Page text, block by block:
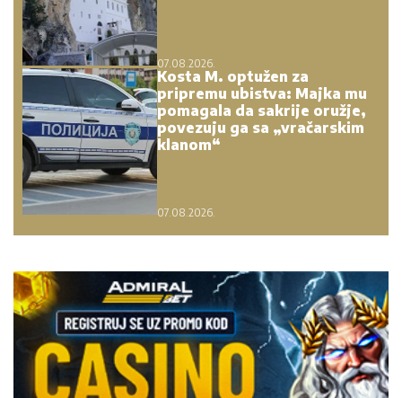
07.08.2026.
Kosta M. optužen za
pripremu ubistva: Majka mu
pomagala da sakrije oružje,
povezuju ga sa „vračarskim
klanom“
07.08.2026.